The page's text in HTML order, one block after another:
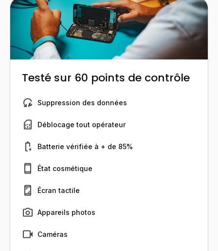
Testé sur 60 points de contrôle
Suppression des données
Déblocage tout opérateur
Batterie vérifiée à + de 85%
État cosmétique
Écran tactile
Appareils photos
Caméras